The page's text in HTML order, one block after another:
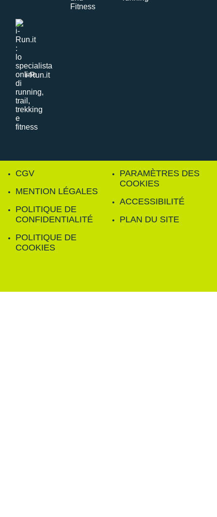
i-Run.it
CGV
MENTION LÉGALES
POLITIQUE DE
CONFIDENTIALITÉ
POLITIQUE DE
COOKIES
PARAMÈTRES DES
COOKIES
ACCESSIBILITÉ
PLAN DU SITE